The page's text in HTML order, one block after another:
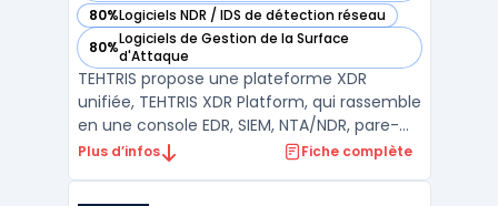
80%Logiciels NDR / IDS de détection réseau
— voir Tehtris dans cette catégorie
80%Logiciels de Gestion de la Surface
d'Attaque
— voir Tehtris dans cette catégorie
TEHTRIS propose une plateforme XDR
unifiée, TEHTRIS XDR Platform, qui rassemble
en une console EDR, SIEM, NTA/NDR, pare-
feu DNS, SOAR et CTI pour détection et
Plus d’infos Fiche complète